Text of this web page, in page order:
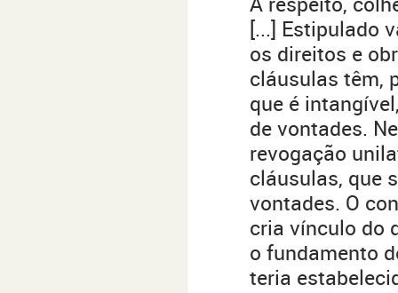
[...] Estipulado
os direitos e
cláusulas têm,
que é
de vontades.
revogação
cláusulas, que
vontades. O
cria vínculo do
o fundamento
teria